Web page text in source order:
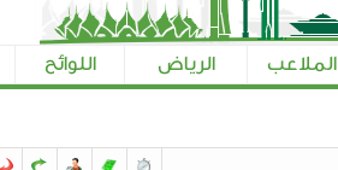
الملاعب الرياض اللوائح